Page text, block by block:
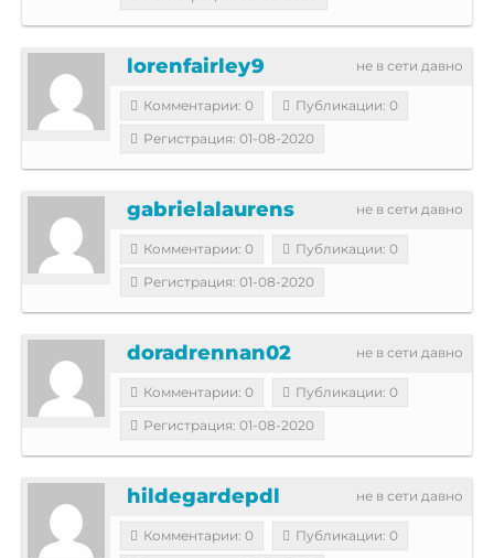
не в сети давно
lorenfairley9
Комментарии: 0
Публикации: 0
Регистрация: 01-08-2020
не в сети давно
gabrielalaurens
Комментарии: 0
Публикации: 0
Регистрация: 01-08-2020
не в сети давно
doradrennan02
Комментарии: 0
Публикации: 0
Регистрация: 01-08-2020
не в сети давно
hildegardepdl
Комментарии: 0
Публикации: 0